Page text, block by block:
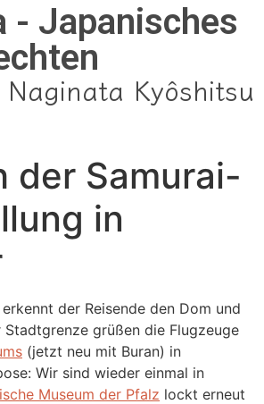
- Japanisches
Kyôshitsu
der Samurai-
in
der Reisende den Dom und
Stadtgrenze grüßen die Flugzeuge
(jetzt neu mit Buran) in
Wir sind wieder einmal in
Museum der Pfalz lockt erneut